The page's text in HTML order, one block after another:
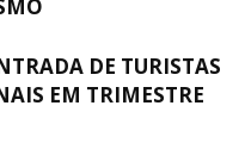
DE TURISTAS
EM TRIMESTRE